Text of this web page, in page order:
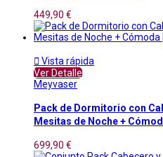
449,90 €
 Vista rápida
Ver Detalle
Meyvaser
Pack de Dormitorio con
Mesitas de Noche +
699,90 €